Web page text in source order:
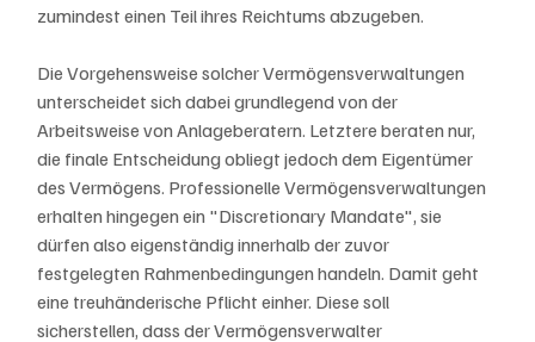
zumindest einen Teil ihres Reichtums abzugeben.
Die Vorgehensweise solcher Vermögensverwaltungen
unterscheidet sich dabei grundlegend von der
Arbeitsweise von Anlageberatern. Letztere beraten nur,
die finale Entscheidung obliegt jedoch dem Eigentümer
des Vermögens. Professionelle Vermögensverwaltungen
erhalten hingegen ein "Discretionary Mandate", sie
dürfen also eigenständig innerhalb der zuvor
festgelegten Rahmenbedingungen handeln. Damit geht
eine treuhänderische Pflicht einher. Diese soll
sicherstellen, dass der Vermögensverwalter